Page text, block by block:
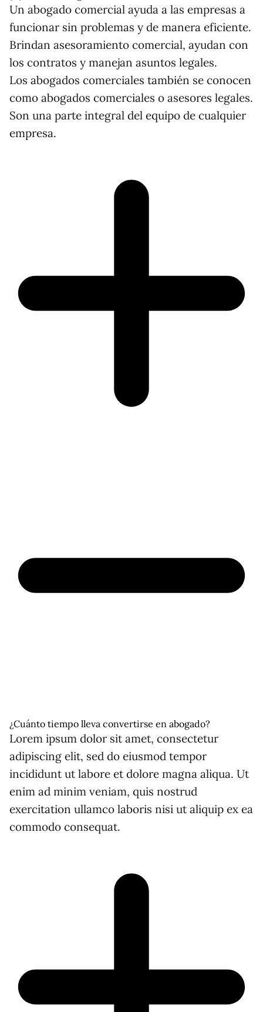
Un abogado comercial ayuda a las empresas a
funcionar sin problemas y de manera eficiente.
Brindan asesoramiento comercial, ayudan con
los contratos y manejan asuntos legales.
Los abogados comerciales también se conocen
como abogados comerciales o asesores legales.
Son una parte integral del equipo de cualquier
empresa.
¿Cuánto tiempo lleva convertirse en abogado?
Lorem ipsum dolor sit amet, consectetur
adipiscing elit, sed do eiusmod tempor
incididunt ut labore et dolore magna aliqua. Ut
enim ad minim veniam, quis nostrud
exercitation ullamco laboris nisi ut aliquip ex ea
commodo consequat.